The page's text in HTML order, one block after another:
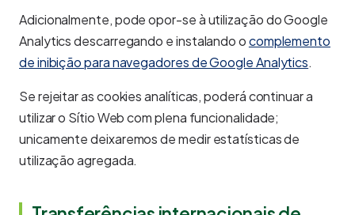
Adicionalmente, pode opor-se à utilização do Google
Analytics descarregando e instalando ocomplemento
de inibição para navegadores de Google Analytics.
Se rejeitar as cookies analíticas, poderá continuar a
utilizar o Sítio Web com plena funcionalidade;
unicamente deixaremos de medir estatísticas de
utilização agregada.